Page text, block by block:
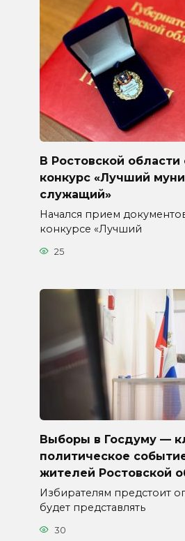
В Ростовской области
конкурс «Лучший
служащий»
Начался прием
конкурсе «Лучший
25
Выборы в Госдуму —
политическое
жителей Ростовской
Избирателям предстоит
будет представлять
30